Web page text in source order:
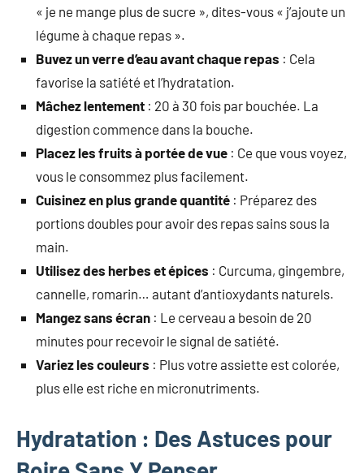
« je ne mange plus de sucre », dites-vous « j’ajoute un
légume à chaque repas ».
Buvez un verre d’eau avant chaque repas : Cela
favorise la satiété et l’hydratation.
Mâchez lentement : 20 à 30 fois par bouchée. La
digestion commence dans la bouche.
Placez les fruits à portée de vue : Ce que vous voyez,
vous le consommez plus facilement.
Cuisinez en plus grande quantité : Préparez des
portions doubles pour avoir des repas sains sous la
main.
Utilisez des herbes et épices : Curcuma, gingembre,
cannelle, romarin… autant d’antioxydants naturels.
Mangez sans écran : Le cerveau a besoin de 20
minutes pour recevoir le signal de satiété.
Variez les couleurs : Plus votre assiette est colorée,
plus elle est riche en micronutriments.
Hydratation : Des Astuces pour